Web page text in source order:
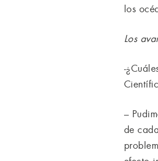
los
Los
-
–
de